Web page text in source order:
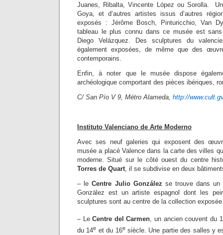
Juanes, Ribalta, Vincente López ou Sorolla.
Goya, et d’autres artistes issus d’autres
exposés : Jérôme Bosch, Pinturicchio, Van
tableau le plus connu dans ce musée est
Diego Velázquez. Des sculptures du
également exposées, de même que des
contemporains.
Enfin, à noter que le musée dispose
archéologique comportant des pièces ibériques,
C/ San Pío V 9, Métro Alameda, http://
Instituto Valenciano de Arte Moderno
Avec ses neuf galeries qui exposent des
musée a placé Valence dans la carte des villes
moderne. Situé sur le côté ouest du centre
Torres de Quart , il se subdivise en deux
– leCentre Julio González se trouve dans un
González est un artiste espagnol dont les
sculptures sont au centre de la collection
– LeCentre del Carmen, un ancien couvent du
du 14e et du 16esiècle. Une partie des salles y